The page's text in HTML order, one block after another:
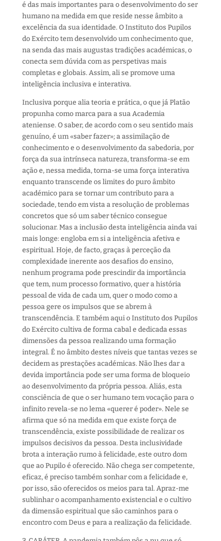
é das mais importantes para o desenvolvimento do ser
humano na medida em que reside nesse âmbito a
excelência da sua identidade. O Instituto dos Pupilos
do Exército tem desenvolvido um conhecimento que,
na senda das mais augustas tradições académicas, o
conecta sem dúvida com as perspetivas mais
completas e globais. Assim, ali se promove uma
inteligência inclusiva e interativa.
Inclusiva porque alia teoria e prática, o que já Platão
propunha como marca para a sua Academia
ateniense. O saber, de acordo com o seu sentido mais
genuíno, é um «saber fazer»; a assimilação de
conhecimento e o desenvolvimento da sabedoria, por
força da sua intrínseca natureza, transforma-se em
ação e, nessa medida, torna-se uma força interativa
enquanto transcende os limites do puro âmbito
académico para se tornar um contributo para a
sociedade, tendo em vista a resolução de problemas
concretos que só um saber técnico consegue
solucionar. Mas a inclusão desta inteligência ainda vai
mais longe: engloba em si a inteligência afetiva e
espiritual. Hoje, de facto, graças à perceção da
complexidade inerente aos desafios do ensino,
nenhum programa pode prescindir da importância
que tem, num processo formativo, quer a história
pessoal de vida de cada um, quer o modo como a
pessoa gere os impulsos que se abrem à
transcendência. E também aqui o Instituto dos Pupilos
do Exército cultiva de forma cabal e dedicada essas
dimensões da pessoa realizando uma formação
integral. É no âmbito destes níveis que tantas vezes se
decidem as prestações académicas. Não lhes dar a
devida importância pode ser uma forma de bloqueio
ao desenvolvimento da própria pessoa. Aliás, esta
consciência de que o ser humano tem vocação para o
infinito revela-se no lema «querer é poder». Nele se
afirma que só na medida em que existe força de
transcendência, existe possibilidade de realizar os
impulsos decisivos da pessoa. Desta inclusividade
brota a interação rumo à felicidade, este outro dom
que ao Pupilo é oferecido. Não chega ser competente,
eficaz, é preciso também sonhar com a felicidade e,
por isso, são oferecidos os meios para tal. Apraz-me
sublinhar o acompanhamento existencial e o cultivo
da dimensão espiritual que são caminhos para o
encontro com Deus e para a realização da felicidade.